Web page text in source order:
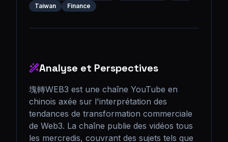
Taiwan
Finance
Analyse et Perspectives
塊轉WEB3 est une chaîne YouTube en
chinois axée sur l'interprétation des
tendances de transformation commerciale
de Web3. La chaîne publie des vidéos tous
les mercredis, couvrant des sujets tels que